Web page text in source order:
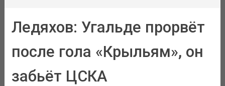
Ледяхов: Угальде прорвёт
после гола «Крыльям», он
забьёт ЦСКА